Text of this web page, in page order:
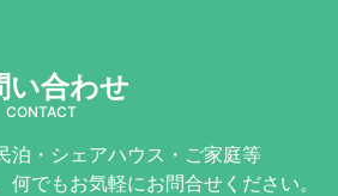
い合わせ
CONTACT
泊・シェアハウス・ご家庭等
でもお気軽にお問合せください。